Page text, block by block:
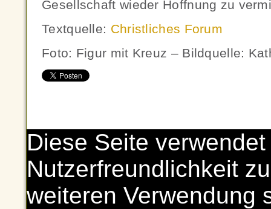
Gesellschaft wieder Hoffnung zu
Textquelle: Christliches Forum
Foto: Figur mit Kreuz – Bildquelle:
Diese Seite
Nutzerfreundlichkeit
weiteren Verwendung